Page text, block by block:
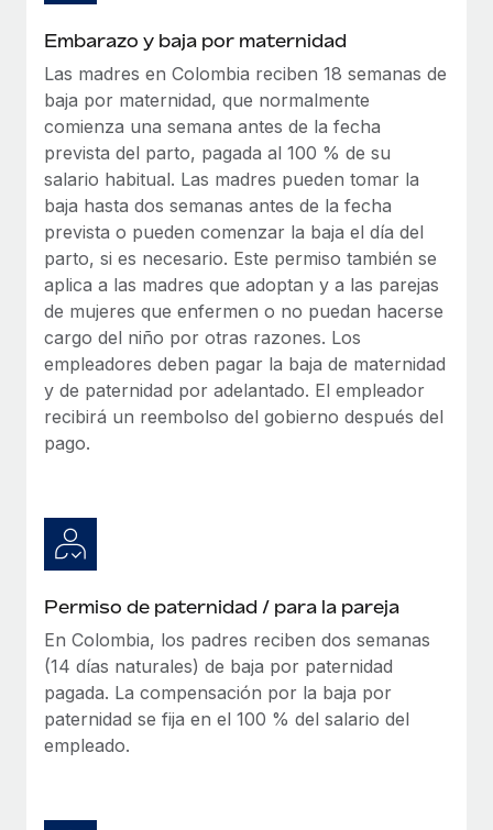
en todo el mundo.
Apertura de entidades
Abre entidades conforme a la legalidad enseguida.
Movilidad y reubicación
Reubica a los empleados con facilidad.
Prestaciones
Gestiona las prestaciones de los empleados sin
complicaciones.
BLOG
Novedades de producto de Remote:
Integraciones con Gusto y Xero y Contractor
Management Plus
La misión de Remote sigue siendo ayudar a empresas de
todos los tamaños a contratar, gestionar y...
Más información
Pento se convierte en un empleador equitativo
con Remote
Gestionar las nóminas internamente es complicado. Tardas
Embarazo y baja por maternidad
Las madres en Colombia reciben 18 semanas de
baja por maternidad, que normalmente
comienza una semana antes de la fecha
prevista del parto, pagada al 100 % de su
salario habitual. Las madres pueden tomar la
baja hasta dos semanas antes de la fecha
prevista o pueden comenzar la baja el día del
parto, si es necesario. Este permiso también se
aplica a las madres que adoptan y a las parejas
de mujeres que enfermen o no puedan hacerse
cargo del niño por otras razones. Los
empleadores deben pagar la baja de maternidad
y de paternidad por adelantado. El empleador
recibirá un reembolso del gobierno después del
pago.
Permiso de paternidad / para la pareja
En Colombia, los padres reciben dos semanas
(14 días naturales) de baja por paternidad
pagada. La compensación por la baja por
paternidad se fija en el 100 % del salario del
empleado.